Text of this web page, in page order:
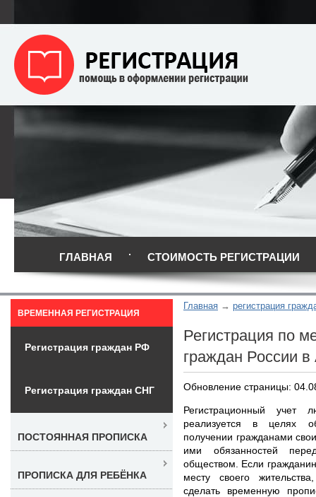
ГЛАВНАЯ СТОИМОСТЬ РЕГИСТРАЦИИ
Главная регистрация
Регистрация по
граждан России в
Обновление страницы:
Регистрационный
реализуется в целях
получении гражданами
ими обязанностей
обществом. Если
месту своего
сделать временную
ВРЕМЕННАЯ РЕГИСТРАЦИЯ
Регистрация граждан РФ
Регистрация граждан СНГ
ПОСТОЯННАЯ ПРОПИСКА
ПРОПИСКА ДЛЯ РЕБЁНКА